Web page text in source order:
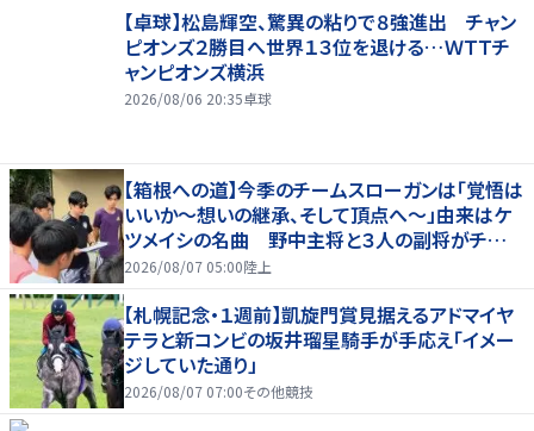
【卓球】松島輝空、驚異の粘りで８強進出 チャン
ピオンズ２勝目へ世界１３位を退ける…ＷＴＴチ
ャンピオンズ横浜
2026/08/06 20:35卓球
【箱根への道】今季のチームスローガンは「覚悟は
いいか～想いの継承、そして頂点へ～」由来はケ
ツメイシの名曲 野中主将と３人の副将がチーム
を引っ張る…夏合宿特集第１弾、国学院大
2026/08/07 05:00陸上
【札幌記念・１週前】凱旋門賞見据えるアドマイヤ
テラと新コンビの坂井瑠星騎手が手応え「イメー
ジしていた通り」
2026/08/07 07:00その他競技